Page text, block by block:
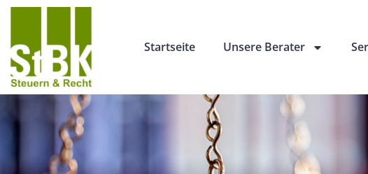
Startseite Unsere Berater